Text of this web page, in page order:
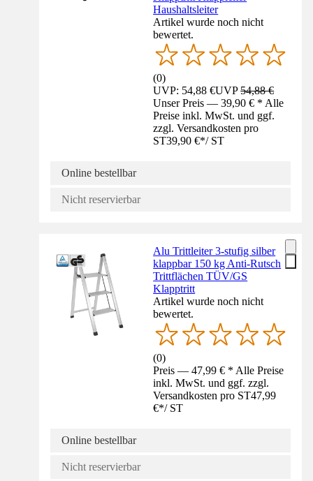
Haushaltsleiter
Artikel wurde noch nicht
bewertet.
(0)
UVP: 54,88 €UVP54,88 €
Unser Preis — 39,90 € * Alle
Preise inkl. MwSt. und ggf.
zzgl. Versandkosten pro
ST39,90 €*/ ST
Online bestellbar
Nicht reservierbar
Alu Trittleiter 3-stufig silber
klappbar 150 kg Anti-Rutsch
Trittflächen TÜV/GS
Klapptritt
Artikel wurde noch nicht
bewertet.
(0)
Preis — 47,99 € * Alle Preise
inkl. MwSt. und ggf. zzgl.
Versandkosten pro ST47,99
€*/ ST
Online bestellbar
Nicht reservierbar